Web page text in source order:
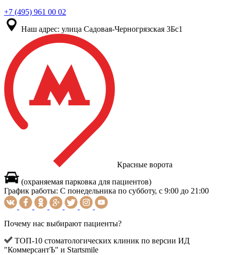
+7 (495) 961 00 02
Наш адрес: улица Садовая-Черногрязская 3Бс1
Красные ворота
(охраняемая парковка для пациентов)
График работы: С понедельника по субботу, с 9:00 до 21:00
Почему нас выбирают пациенты?
ТОП-10 стоматологических клиник по версии ИД
"КоммерсантЪ" и Startsmile